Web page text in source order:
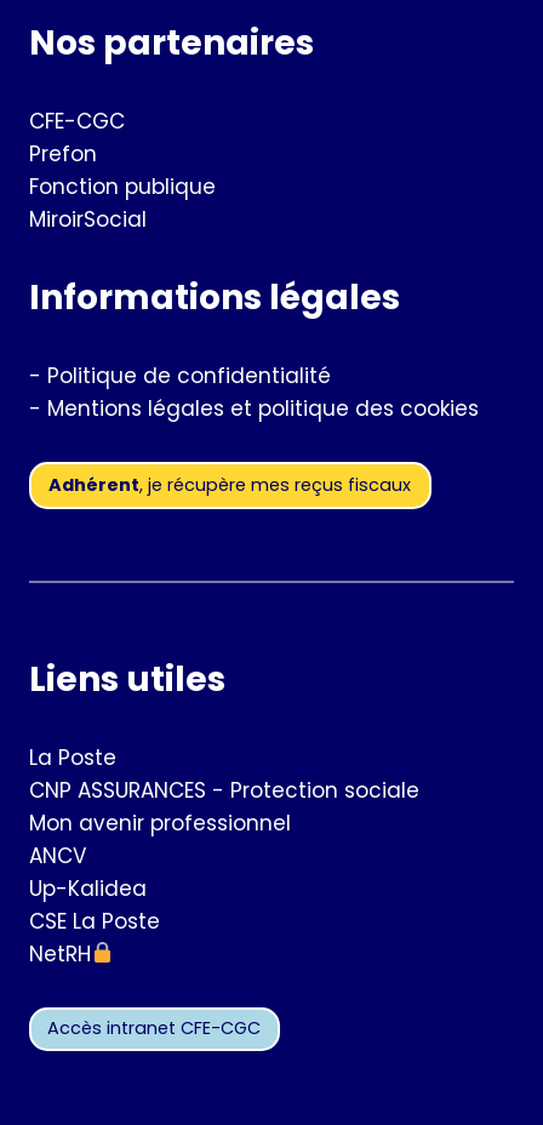
Nos partenaires
CFE-CGC
Prefon
Fonction publique
MiroirSocial
Informations légales
- Politique de confidentialité
- Mentions légales et politique des cookies
Adhérent, je récupère mes reçus fiscaux
Liens utiles
La Poste
CNP ASSURANCES - Protection sociale
Mon avenir professionnel
ANCV
Up-Kalidea
CSE La Poste
NetRH
Accès intranet CFE-CGC